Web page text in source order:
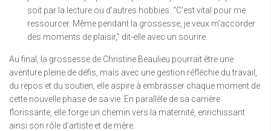
soit par la lecture ou d’autres hobbies. “C’est vital pour me
ressourcer. Même pendant la grossesse, je veux m’accorder
des moments de plaisir,” dit-elle avec un sourire.
Au final, la grossesse de Christine Beaulieu pourrait être une
aventure pleine de défis, mais avec une gestion réfléchie du travail,
du repos et du soutien, elle aspire à embrasser chaque moment de
cette nouvelle phase de sa vie. En parallèle de sa carrière
florissante, elle forge un chemin vers la maternité, enrichissant
ainsi son rôle d’artiste et de mère.